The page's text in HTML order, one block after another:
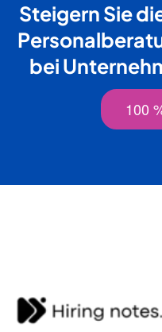
Steigern Sie
bei
100